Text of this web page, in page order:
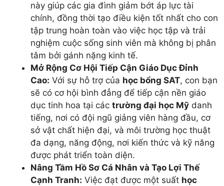
này giúp các gia đình giảm bớt áp lực tài
chính, đồng thời tạo điều kiện tốt nhất cho con
tập trung hoàn toàn vào việc học tập và trải
nghiệm cuộc sống sinh viên mà không bị phân
tâm bởi gánh nặng kinh tế.
Mở Rộng Cơ Hội Tiếp Cận Giáo Dục Đỉnh
Cao: Với sự hỗ trợ của học bổng SAT, con bạn
sẽ có cơ hội bình đẳng để tiếp cận nền giáo
dục tinh hoa tại các trường đại học Mỹ danh
tiếng, nơi có đội ngũ giảng viên hàng đầu, cơ
sở vật chất hiện đại, và môi trường học thuật
đa dạng, năng động, nơi kiến thức và kỹ năng
được phát triển toàn diện.
Nâng Tầm Hồ Sơ Cá Nhân và Tạo Lợi Thế
Cạnh Tranh: Việc đạt được một suất học